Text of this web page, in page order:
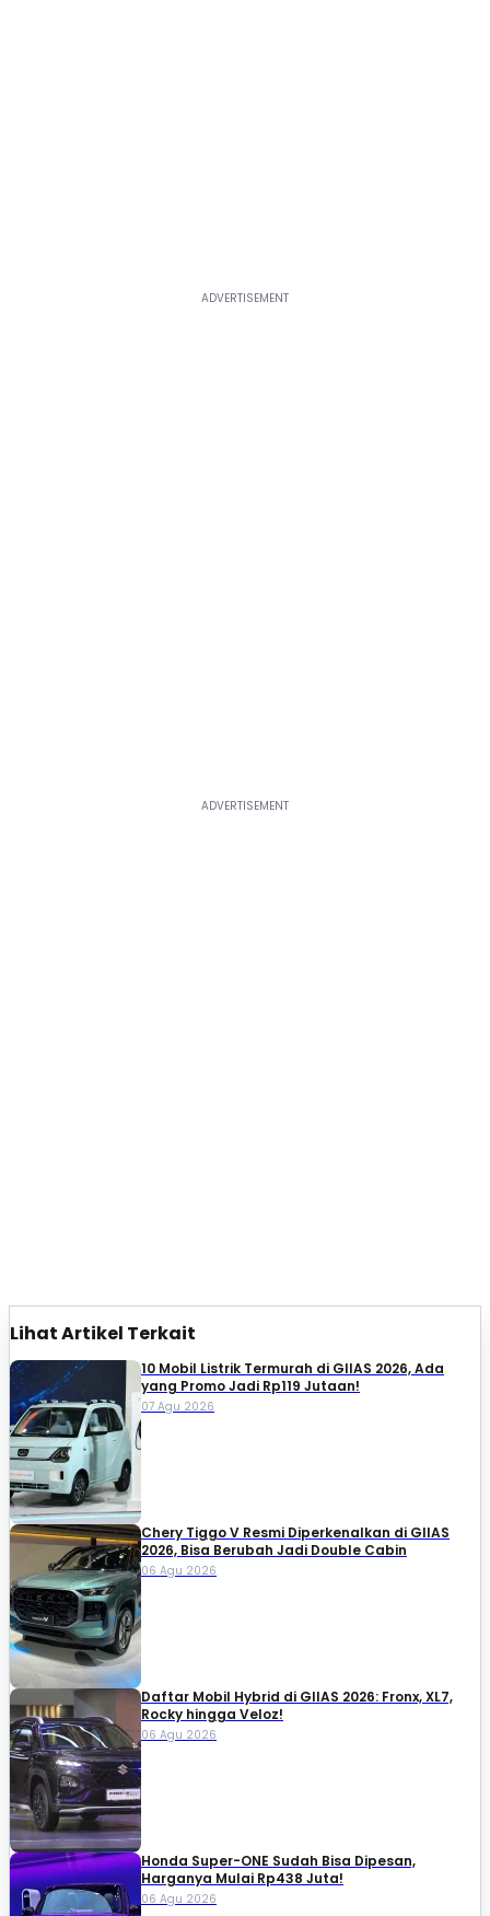
Lihat Artikel Terkait
10 Mobil Listrik Termurah di GIIAS 2026, Ada
yang Promo Jadi Rp119 Jutaan!
07 Agu 2026
Chery Tiggo V Resmi Diperkenalkan di GIIAS
2026, Bisa Berubah Jadi Double Cabin
06 Agu 2026
Daftar Mobil Hybrid di GIIAS 2026: Fronx, XL7,
Rocky hingga Veloz!
06 Agu 2026
Honda Super-ONE Sudah Bisa Dipesan,
Harganya Mulai Rp438 Juta!
06 Agu 2026